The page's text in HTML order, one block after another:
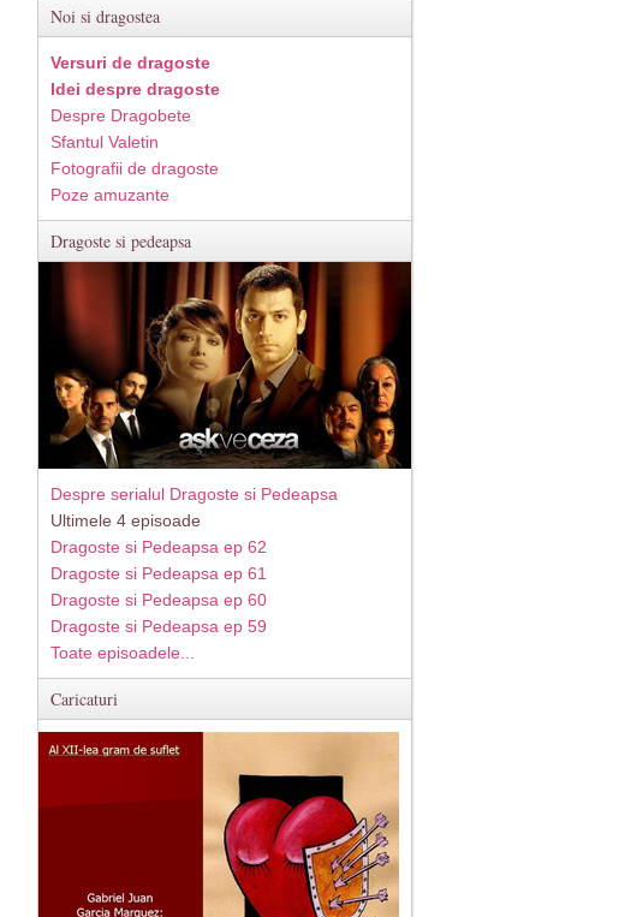
Noi si dragostea
Versuri de dragoste
Idei despre dragoste
Despre Dragobete
Sfantul Valetin
Fotografii de dragoste
Poze amuzante
Dragoste si pedeapsa
Despre serialul Dragoste si Pedeapsa
Ultimele 4 episoade
Dragoste si Pedeapsa ep 62
Dragoste si Pedeapsa ep 61
Dragoste si Pedeapsa ep 60
Dragoste si Pedeapsa ep 59
Toate episoadele...
Caricaturi